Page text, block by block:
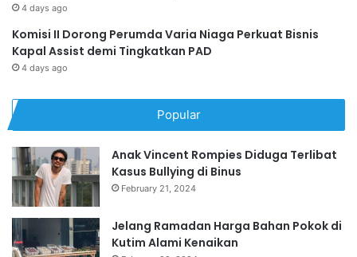
4 days ago
Komisi II Dorong Perumda Varia Niaga Perkuat Bisnis
Kapal Assist demi Tingkatkan PAD
4 days ago
Popular
Anak Vincent Rompies Diduga Terlibat
Kasus Bullying di Binus
February 21, 2024
Jelang Ramadan Harga Bahan Pokok di
Kutim Alami Kenaikan